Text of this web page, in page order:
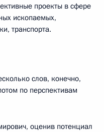
проекты в сфере
ископаемых,
транспорта.
слов, конечно,
по перспективам
оценив потенциал